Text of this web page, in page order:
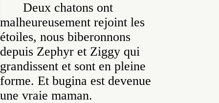
Deux chatons ont
malheureusement rejoint les
étoiles, nous biberonnons
depuis Zephyr et Ziggy qui
grandissent et sont en pleine
forme. Et bugina est devenue
une vraie maman.